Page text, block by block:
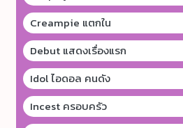
Creampie แตกใน
Debut แสดงเรื่องแรก
Idol ไอดอล คนดัง
Incest ครอบครัว